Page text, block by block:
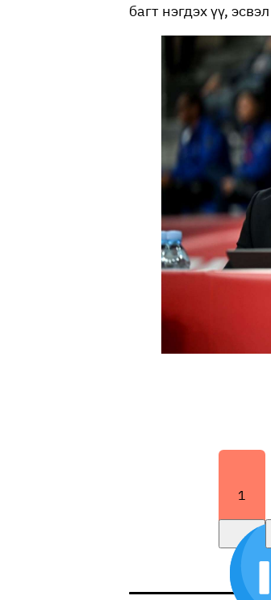
багт нэгдэх үү,
1